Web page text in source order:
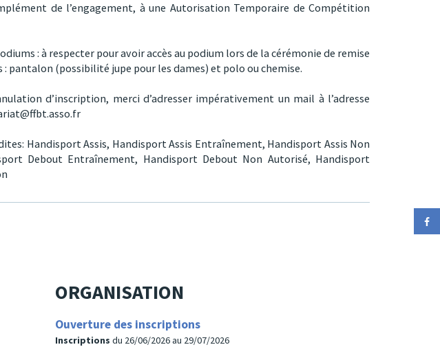
de l’engagement, à une Autorisation Temporaire de Compétition
: à respecter pour avoir accès au podium lors de la cérémonie de remise
: pantalon (possibilité jupe pour les dames) et polo ou chemise.
d’inscription, merci d’adresser impérativement un mail à l’adresse
Handisport Assis, Handisport Assis Entraînement, Handisport Assis Non
Debout Entraînement, Handisport Debout Non Autorisé, Handisport
ORGANISATION
Ouverture des inscriptions
Inscriptions du 26/06/2026 au 29/07/2026